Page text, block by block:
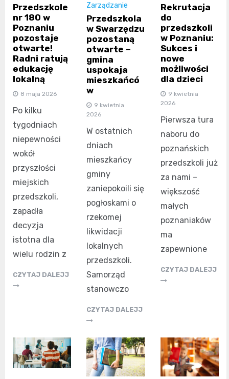
Przedszkole
nr 180 w
Poznaniu
pozostaje
otwarte!
Radni ratują
edukację
lokalną
8 maja 2026
Po kilku
tygodniach
niepewności
wokół
przyszłości
miejskich
przedszkoli,
zapadła
decyzja
istotna dla
wielu rodzin z
CZYTAJ DALEJJ
Zarządzanie
Przedszkola
w Swarzędzu
pozostaną
otwarte –
gmina
uspokaja
mieszkańcó
w
9 kwietnia
2026
W ostatnich
dniach
mieszkańcy
gminy
zaniepokoili się
pogłoskami o
rzekomej
likwidacji
lokalnych
przedszkoli.
Samorząd
stanowczo
CZYTAJ DALEJJ
Rekrutacja
do
przedszkoli
w Poznaniu:
Sukces i
nowe
możliwości
dla dzieci
9 kwietnia
2026
Pierwsza tura
naboru do
poznańskich
przedszkoli już
za nami –
większość
małych
poznaniaków
ma
zapewnione
CZYTAJ DALEJJ